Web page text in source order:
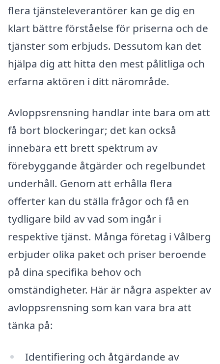
flera tjänsteleverantörer kan ge dig en
klart bättre förståelse för priserna och de
tjänster som erbjuds. Dessutom kan det
hjälpa dig att hitta den mest pålitliga och
erfarna aktören i ditt närområde.
Avloppsrensning handlar inte bara om att
få bort blockeringar; det kan också
innebära ett brett spektrum av
förebyggande åtgärder och regelbundet
underhåll. Genom att erhålla flera
offerter kan du ställa frågor och få en
tydligare bild av vad som ingår i
respektive tjänst. Många företag i Vålberg
erbjuder olika paket och priser beroende
på dina specifika behov och
omständigheter. Här är några aspekter av
avloppsrensning som kan vara bra att
tänka på:
Identifiering och åtgärdande av